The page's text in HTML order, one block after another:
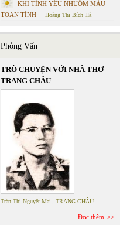
KHI TÌNH YÊU NHUỐM MÀU
TOAN TÍNH
Hoàng Thị Bích Hà
Phỏng Vấn
TRÒ CHUYỆN VỚI NHÀ THƠ
TRANG CHÂU
Trần Thị Nguyệt Mai TRANG CHÂU
Đọc thêm